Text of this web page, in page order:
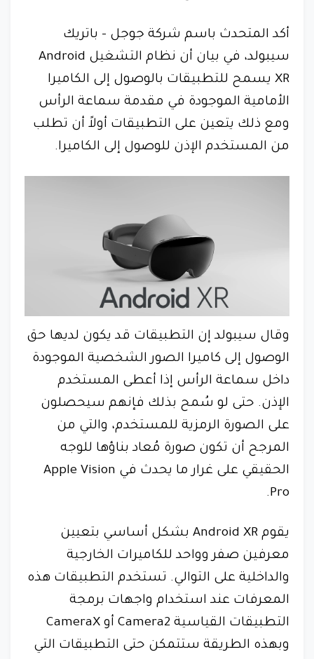
أكد المتحدث باسم شركة جوجل - باتريك
سيبولد، في بيان أن نظام التشغيل Android
XR يسمح للتطبيقات بالوصول إلى الكاميرا
الأمامية الموجودة في مقدمة سماعة الرأس
ومع ذلك يتعين على التطبيقات أولاً أن تطلب
من المستخدم الإذن للوصول إلى الكاميرا.
وقال سيبولد إن التطبيقات قد يكون لديها حق
الوصول إلى كاميرا الصور الشخصية الموجودة
داخل سماعة الرأس إذا أعطى المستخدم
الإذن. حتى لو سُمح بذلك فإنهم سيحصلون
على الصورة الرمزية للمستخدم، والتي من
المرجح أن تكون صورة مُعاد بناؤها للوجه
الحقيقي على غرار ما يحدث في Apple Vision
Pro.
يقوم Android XR بشكل أساسي بتعيين
معرفين صفر وواحد للكاميرات الخارجية
والداخلية على التوالي. تستخدم التطبيقات هذه
المعرفات عند استخدام واجهات برمجة
التطبيقات القياسية Camera2 أو CameraX
وبهذه الطريقة ستتمكن حتى التطبيقات التي